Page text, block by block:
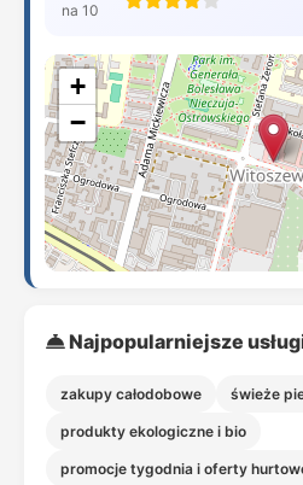
na 10
+
−
Najpopularniejsze
zakupy całodobowe świeże
produkty ekologiczne i bio
promocje tygodnia i oferty